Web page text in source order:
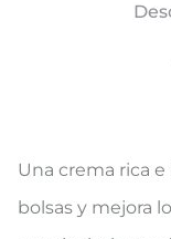
Una crema rica
bolsas y mejora